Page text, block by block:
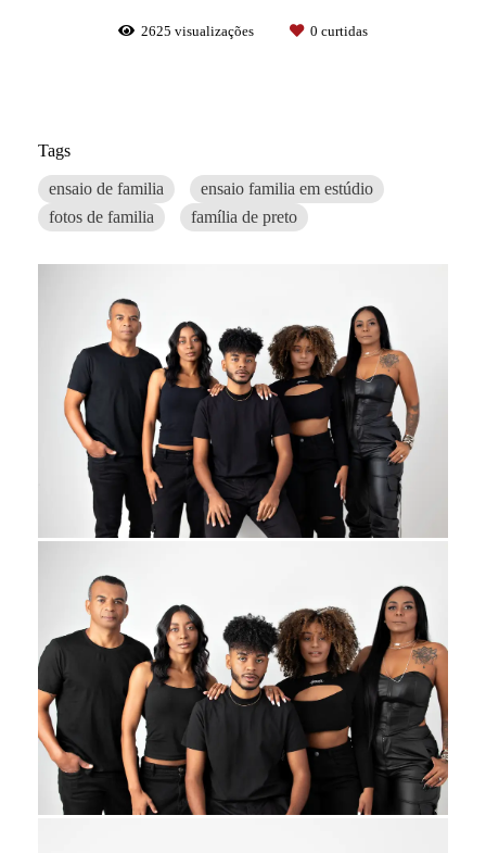
2625 visualizações 0 curtidas
Tags
ensaio de familia
ensaio familia em estúdio
fotos de familia
família de preto